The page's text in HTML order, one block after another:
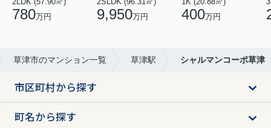
780万円 9,950万円 400万円
草津市のマンション一覧 草津駅 シャルマンコーポ草津
市区町村から探す
町名から探す